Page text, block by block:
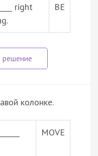
right
BE
колонке.
MOVE